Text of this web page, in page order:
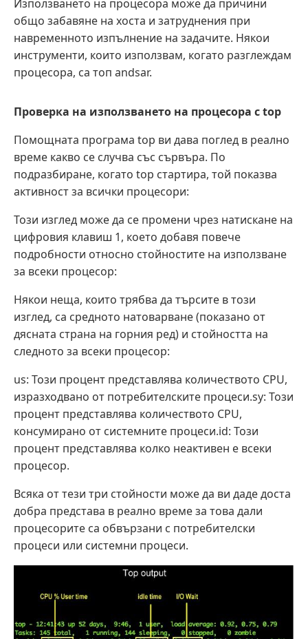
Използването на процесора може да причини
общо забавяне на хоста и затруднения при
навременното изпълнение на задачите. Някои
инструменти, които използвам, когато разглеждам
процесора, са топ andsar.
Проверка на използването на процесора с top
Помощната програма top ви дава поглед в реално
време какво се случва със сървъра. По
подразбиране, когато top стартира, той показва
активност за всички процесори:
Този изглед може да се промени чрез натискане на
цифровия клавиш 1, което добавя повече
подробности относно стойностите на използване
за всеки процесор:
Някои неща, които трябва да търсите в този
изглед, са средното натоварване (показано от
дясната страна на горния ред) и стойността на
следното за всеки процесор:
us: Този процент представлява количеството CPU,
изразходвано от потребителските процеси.sy: Този
процент представлява количеството CPU,
консумирано от системните процеси.id: Този
процент представлява колко неактивен е всеки
процесор.
Всяка от тези три стойности може да ви даде доста
добра представа в реално време за това дали
процесорите са обвързани с потребителски
процеси или системни процеси.